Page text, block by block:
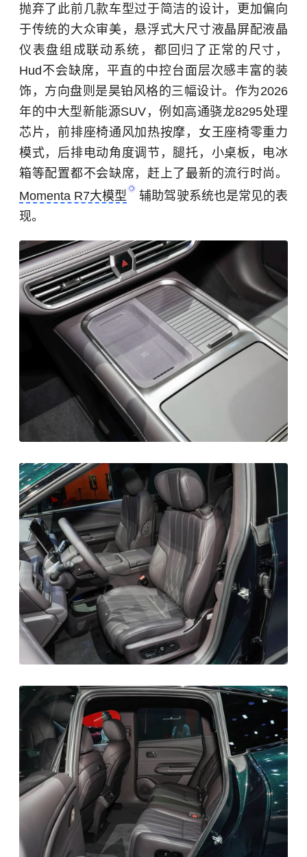
抛弃了此前几款车型过于简洁的设计，更加偏向
于传统的大众审美，悬浮式大尺寸液晶屏配液晶
仪表盘组成联动系统，都回归了正常的尺寸，
Hud不会缺席，平直的中控台面层次感丰富的装
饰，方向盘则是昊铂风格的三幅设计。作为2026
年的中大型新能源SUV，例如高通骁龙8295处理
芯片，前排座椅通风加热按摩，女王座椅零重力
模式，后排电动角度调节，腿托，小桌板，电冰
箱等配置都不会缺席，赶上了最新的流行时尚。
Momenta R7大模型
辅助驾驶系统也是常见的表
现。